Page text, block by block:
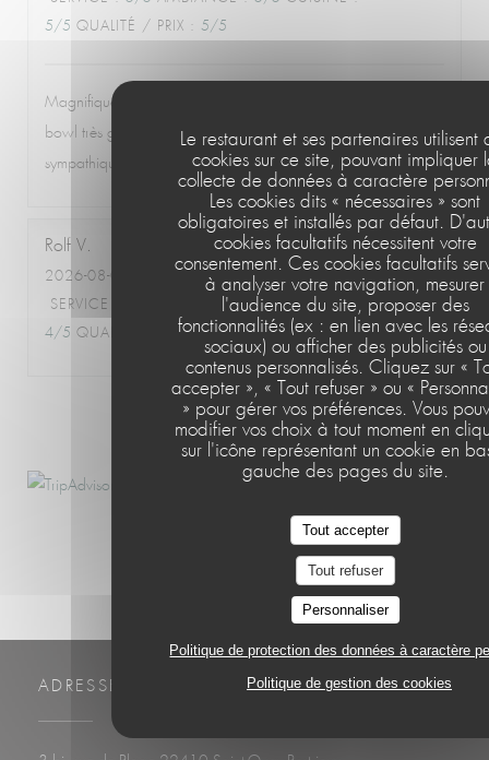
Le restaurant et ses partenaires utilisent
cookies sur ce site, pouvant impliquer
collecte de données à caractère
Les cookies dits « nécessaires » sont
obligatoires et installés par défaut.
cookies facultatifs nécessitent votre
consentement. Ces cookies facultatifs
à analyser votre navigation, mesurer
l'audience du site, proposer des
fonctionnalités (ex : en lien avec les
sociaux) ou afficher des publicités ou
contenus personnalisés. Cliquez sur «
accepter », « Tout refuser » ou «
» pour gérer vos préférences. Vous
modifier vos choix à tout moment en
sur l'icône représentant un cookie en
gauche des pages du site.
Tout accepter
Tout refuser
Personnaliser
Politique de protection des données à caractère
Politique de gestion des cookies
5/5 QUALITÉ / PRIX : 5/5
Magnifique vue depuis la terrasse, plats délicieux (poulpe,
bowl très généreux en thon tataki, desserts...), équipe
sympathique. Nous avons passé un très bon moment.
Rolf V
2026-08-05
- 19:30 - COUVERTS 2
SERVICE
AMBIANCE: 5/5 CUISINE:
4/5 QUALITÉ / PRIX: 4/5
1 2 3
ADRESSE